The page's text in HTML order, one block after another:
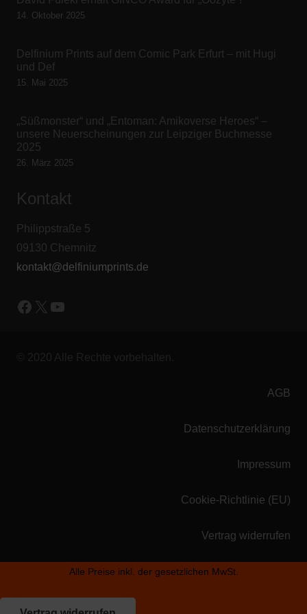
14. Oktober 2025
Delfinium Prints auf dem Comic Park Erfurt – mit Hugi
und Def
15. Mai 2025
„Süßmonster“ und „Entoman: Amikoverse Heroes“ –
unsere Neuerscheinungen zur Leipziger Buchmesse
2025
26. März 2025
Kontakt
Philippstraße 5
09130 Chemnitz
kontakt@delfiniumprints.de
Facebook
X YouTube
© 2020 Alle Rechte vorbehalten.
AGB
Datenschutzerklärung
Impressum
Cookie-Richtlinie (EU)
Vertrag widerrufen
Alle Preise inkl. der gesetzlichen MwSt.